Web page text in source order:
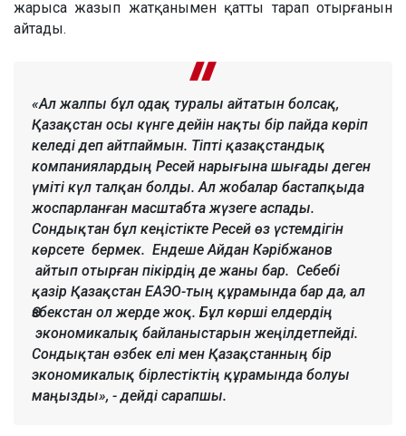
жарыса жазып жатқанымен қатты тарап отырғанын
айтады.
«Ал жалпы бұл одақ туралы айтатын болсақ,
Қазақстан осы күнге дейін нақты бір пайда көріп
келеді деп айтпаймын. Тіпті қазақстандық
компаниялардың Ресей нарығына шығады деген
үміті күл талқан болды. Ал жобалар бастапқыда
жоспарланған масштабта жүзеге аспады.
Сондықтан бұл кеңістікте Ресей өз үстемдігін
көрсете бермек. Ендеше Айдан Кәрібжанов
айтып отырған пікірдің де жаны бар. Себебі
қазір Қазақстан ЕАЭО-тың құрамында бар да, ал
Өзбекстан ол жерде жоқ. Бұл көрші елдердің
экономикалық байланыстарын жеңілдетпейді.
Сондықтан өзбек елі мен Қазақстанның бір
экономикалық бірлестіктің құрамында болуы
маңызды», - дейді сарапшы.